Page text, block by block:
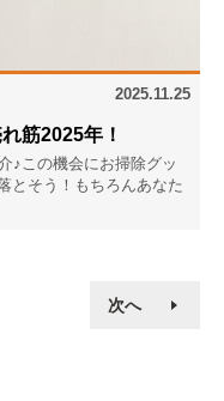
2025.11.25
筋2025年！
♪この機会にお掃除グッ
とそう！もちろんあなた
次へ